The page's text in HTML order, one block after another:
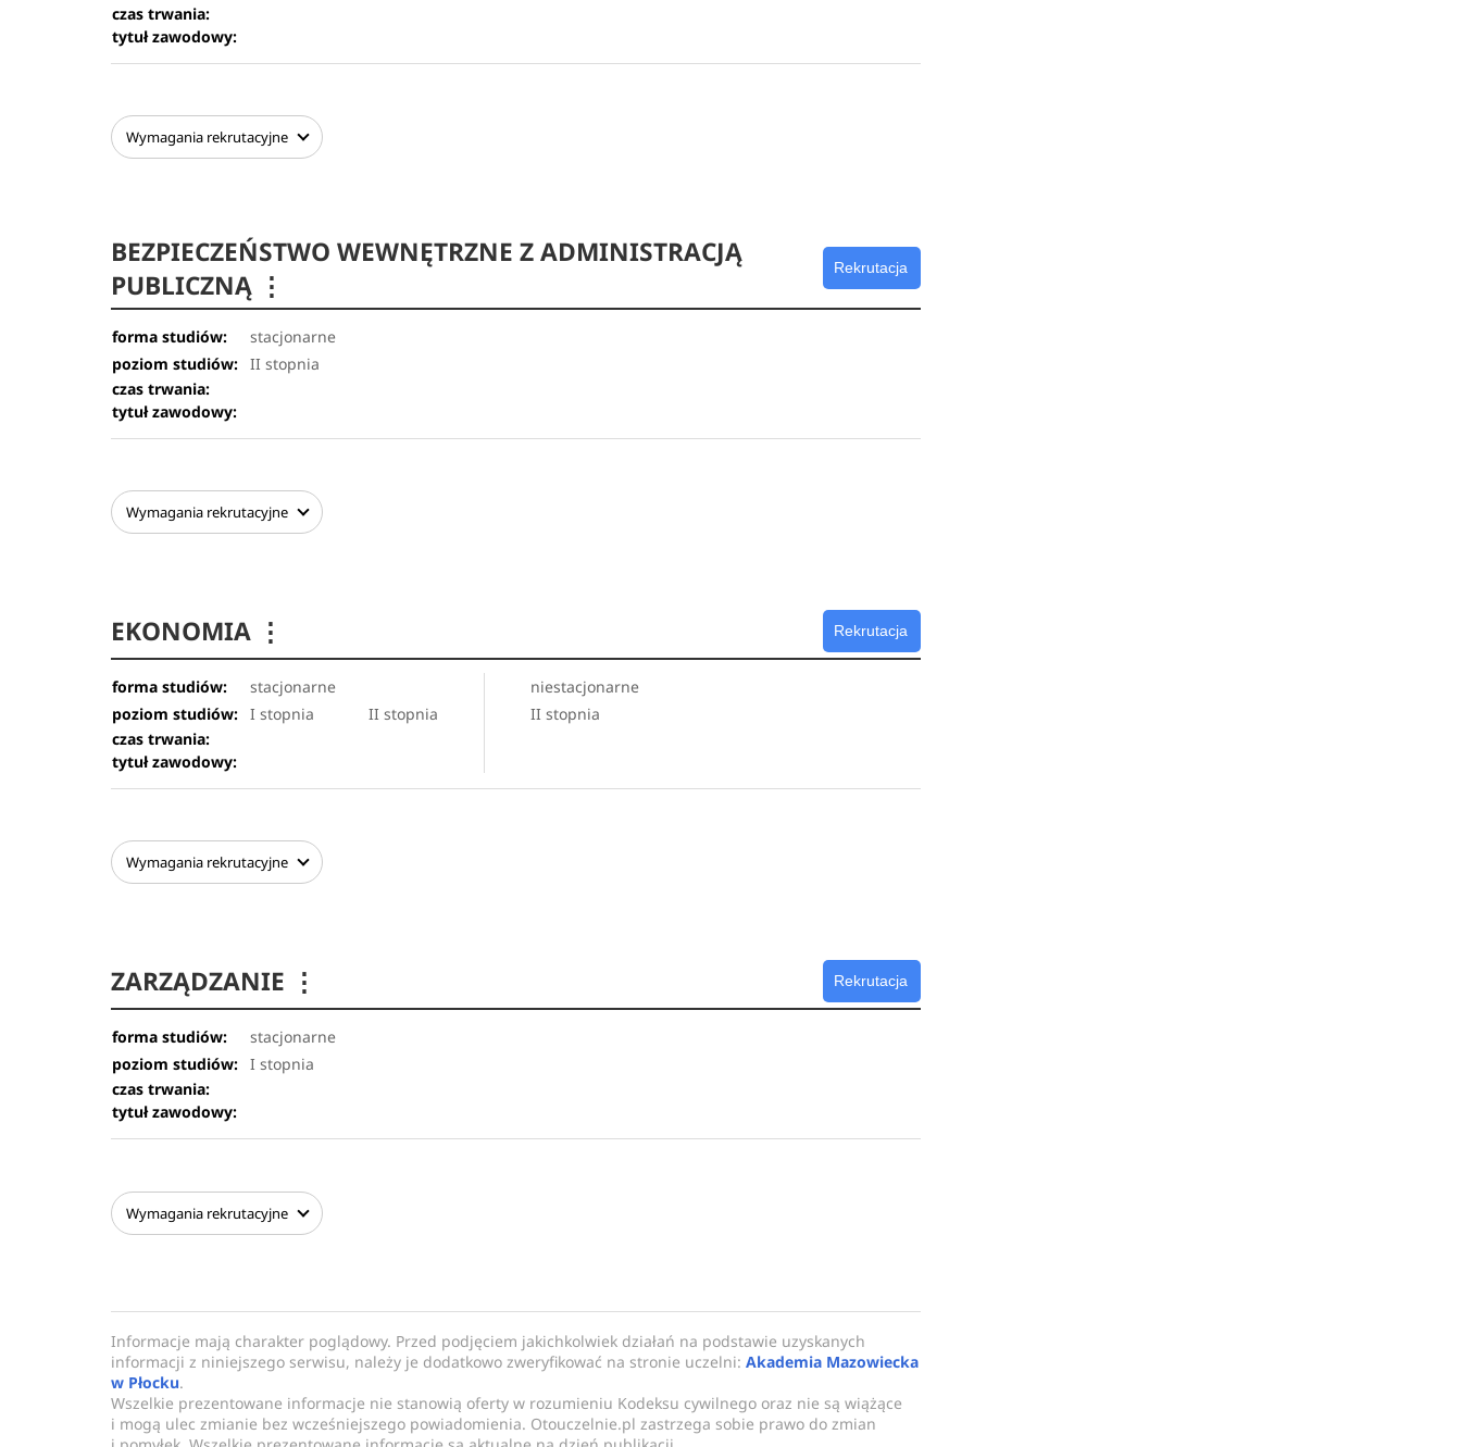
czas trwania:
tytuł zawodowy:
Wymagania rekrutacyjne
BEZPIECZEŃSTWO WEWNĘTRZNE Z ADMINISTRACJĄ
PUBLICZNĄ ⋮
Rekrutacja
forma studiów:
stacjonarne
poziom studiów: II stopnia
czas trwania:
tytuł zawodowy:
Wymagania rekrutacyjne
EKONOMIA ⋮ Rekrutacja
forma studiów: stacjonarne
niestacjonarne
poziom studiów: I stopnia II stopnia
II stopnia
czas trwania:
tytuł zawodowy:
Wymagania rekrutacyjne
ZARZĄDZANIE ⋮ Rekrutacja
forma studiów:
stacjonarne
poziom studiów: I stopnia
czas trwania:
tytuł zawodowy:
Wymagania rekrutacyjne
Informacje mają charakter poglądowy. Przed podjęciem jakichkolwiek działań na podstawie uzyskanych
informacji z niniejszego serwisu, należy je dodatkowo zweryfikować na stronie uczelni:Akademia Mazowiecka
w Płocku.
Wszelkie prezentowane informacje nie stanowią oferty w rozumieniu Kodeksu cywilnego oraz nie są wiążące
i mogą ulec zmianie bez wcześniejszego powiadomienia. Otouczelnie.pl zastrzega sobie prawo do zmian